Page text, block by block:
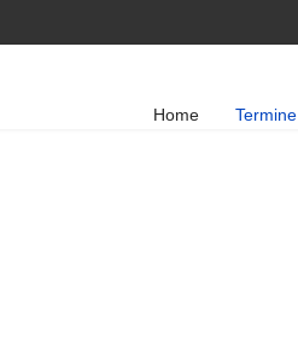
Home Termine